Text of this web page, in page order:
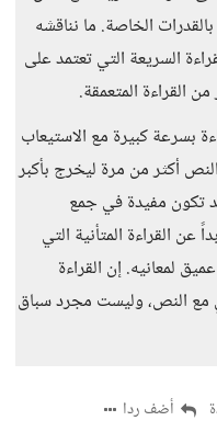
الخاصة. ما نناقشه
السريعة التي تعتمد على
بسرعة كبيرة مع الاستيعاب
النص أكثر من مرة ليخرج بأكبر
تكون مفيدة في جمع
عن القراءة المتأنية التي
لمعانيه. إن القراءة
مع النص، وليست مجرد سباق
أضف ردا